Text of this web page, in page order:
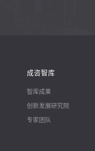
成咨智库
智库成果
创新发展研究院
专家团队